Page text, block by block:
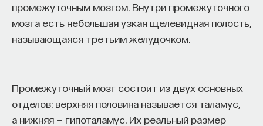
промежуточным мозгом. Внутри промежуточного
мозга есть небольшая узкая щелевидная полость,
называющаяся третьим желудочком.
Промежуточный мозг состоит из двух основных
отделов: верхняя половина называется таламус,
а нижняя — гипоталамус. Их реальный размер
образования раскрываются на длинной дистанции,
и что на самом деле должен уметь студент,
выходящий в сложный и быстро меняющийся мир.
университету учить не только знаниям, но и самой
практике мышления и коммуникации.